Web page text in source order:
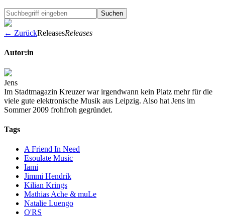
← ZurückReleasesReleases
Autor:in
Jens
Im Stadtmagazin Kreuzer war irgendwann kein Platz mehr für die
viele gute elektronische Musik aus Leipzig. Also hat Jens im
Sommer 2009 frohfroh gegründet.
Tags
A Friend In Need
Esoulate Music
Iami
Jimmi Hendrik
Kilian Krings
Mathias Ache & muLe
Natalie Luengo
O'RS